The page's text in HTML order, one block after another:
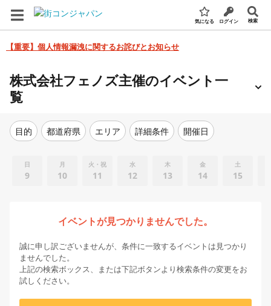
気になる ログイン 検索
【重要】個人情報漏洩に関するお詫びとお知らせ
株式会社フェノズ主催のイベント一
覧
目的 都道府県 エリア 詳細条件 開催日
日
9
月
10
火・祝
11
水
12
木
13
金
14
土
15
イベントが見つかりませんでした。
誠に申し訳ございませんが、条件に一致するイベントは見つかり
ませんでした。
上記の検索ボックス、または下記ボタンより検索条件の変更をお
試しください。